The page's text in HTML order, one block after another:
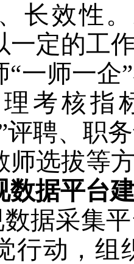
长效性
一定的工
“一师一企
考核指
评聘、职
师选拔等
数据平台
据采集
行动，组